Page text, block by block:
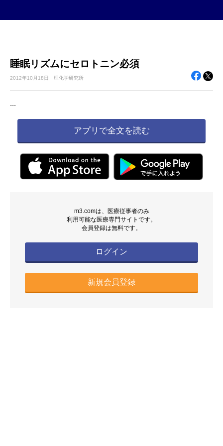
睡眠リズムにセロトニン必須
2012年10月18日 理化学研究所
...
アプリで全文を読む
m3.comは、医療従事者のみ
利用可能な医療専門サイトです。
会員登録は無料です。
ログイン
新規会員登録